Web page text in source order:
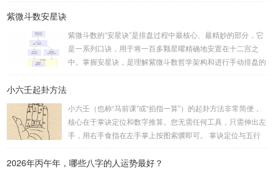
卦。如果数字是偶数位，则前后平分；如果是奇数位，则前部
分比后部分少一位。例如，数字 256：前一位 2 为上卦后两
位...
紫微斗数安星诀
紫微斗数的“安星诀”是排盘过程中最核心、最精妙的部分，它
是一系列口诀，用于将一百多颗星曜精确地安置在十二宫之
中。掌握安星诀，是理解紫微斗数哲学架构和进行手动排盘的
赖关系，可以清晰地通过下图展现：二、 核心安星诀详解1.
安紫微星诀（定帝星）这是所有安星的第一步，至关重要。口
诀：紫微天机星逆行，隔一阳武天同行，...
小六壬起卦方法
小六壬（也称“马前课”或“掐指一算”）的起卦方法非常简便，
核心在于掌诀定位和数字推算。您无需任何工具，只需伸出左
手，用右手食指在左手掌上按图索骥即可。 掌诀定位与五行
吉。留连：位于食指指尖，属水，玄武，主数2、7、8，凶。
2026年丙午年，哪些八字的人运势最好？